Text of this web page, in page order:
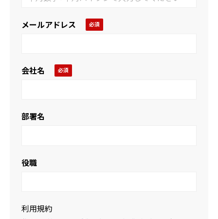
メールアドレス
会社名
部署名
役職
利用規約